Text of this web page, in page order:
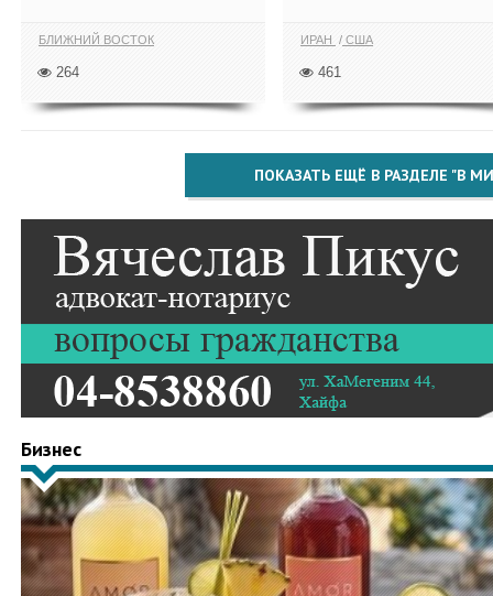
БЛИЖНИЙ ВОСТОК
264
ИРАН США
461
ПОКАЗАТЬ ЕЩЁ В РАЗДЕЛЕ "В
Бизнес